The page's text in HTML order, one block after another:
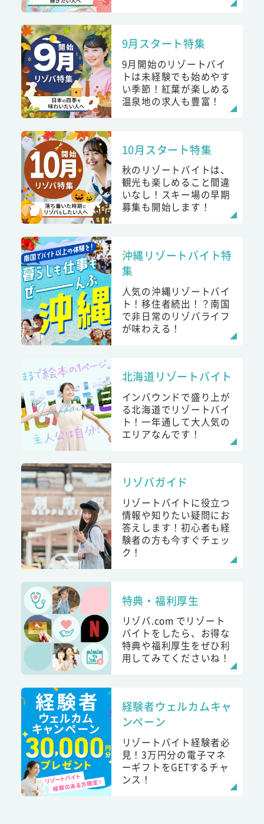
9月スタート特集
9月開始のリゾートバイ
トは未経験でも始めやす
い季節！紅葉が楽しめる
温泉地の求人も豊富！
10月スタート特集
秋のリゾートバイトは、
観光も楽しめること間違
いなし！スキー場の早期
募集も開始します！
沖縄リゾートバイト特
集
人気の沖縄リゾートバイ
ト！移住者続出！？南国
で非日常のリゾバライフ
が味わえる！
北海道リゾートバイト
インバウンドで盛り上が
る北海道でリゾートバイ
ト！一年通して大人気の
エリアなんです！
リゾバガイド
リゾートバイトに役立つ
情報や知りたい疑問にお
答えします！初心者も経
験者の方も今すぐチェッ
ク！
特典・福利厚生
リゾバ.com でリゾート
バイトをしたら、お得な
特典や福利厚生をぜひ利
用してみてくださいね！
経験者ウェルカムキャ
ンペーン
リゾートバイト経験者必
見！3万円分の電子マネ
ーギフトをGETするチャ
ンス！